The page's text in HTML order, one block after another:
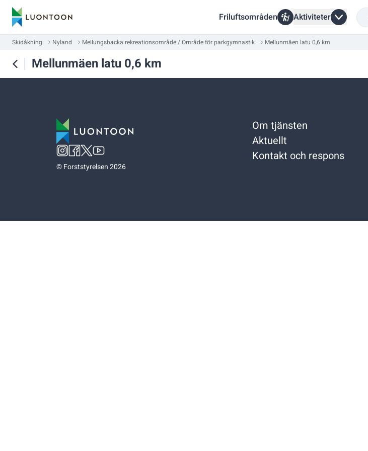
Friluftsområden Aktiviteter
Skidåkning Nyland Mellungsbacka rekreationsområde / Område för parkgymnastik Mellunmäen latu 0,6 km
Mellunmäen latu 0,6 km
©Forststyrelsen 2026
Om tjänsten
Aktuellt
Kontakt och respons